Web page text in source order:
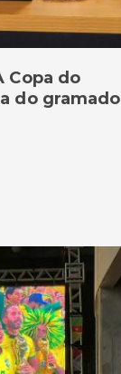
Copa do
do gramado